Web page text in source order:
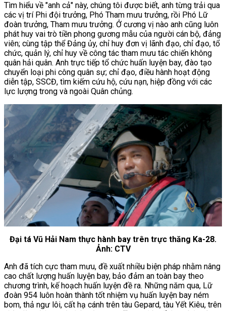
Tìm hiểu về "anh cả" này, chúng tôi được biết, anh từng trải qua
các vị trí Phi đội trưởng, Phó Tham mưu trưởng, rồi Phó Lữ
đoàn trưởng, Tham mưu trưởng. Ở cương vị nào anh cũng luôn
phát huy vai trò tiền phong gương mẫu của người cán bộ, đảng
viên; cùng tập thể Đảng ủy, chỉ huy đơn vị lãnh đạo, chỉ đạo, tổ
chức, quản lý, chỉ huy về công tác tham mưu tác chiến không
quân hải quân. Anh trực tiếp tổ chức huấn luyện bay, đào tạo
chuyển loại phi công quân sự; chỉ đạo, điều hành hoạt động
diễn tập, SSCĐ, tìm kiếm cứu hộ, cứu nạn, hiệp đồng với các
lực lượng trong và ngoài Quân chủng.
Đại tá Vũ Hải Nam thực hành bay trên trực thăng Ka-28.
Ảnh: CTV
Anh đã tích cực tham mưu, đề xuất nhiều biện pháp nhằm nâng
cao chất lượng huấn luyện bay, bảo đảm an toàn bay theo
chương trình, kế hoạch huấn luyện đề ra. Những năm qua, Lữ
đoàn 954 luôn hoàn thành tốt nhiệm vụ huấn luyện bay ném
bom, thả ngư lôi, cất hạ cánh trên tàu Gepard, tàu Yết Kiêu, trên